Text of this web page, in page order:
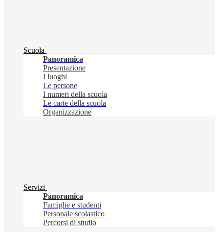
Scuola
Panoramica
Presentazione
I luoghi
Le persone
I numeri della scuola
Le carte della scuola
Organizzazione
Servizi
Panoramica
Famiglie e studenti
Personale scolastico
Percorsi di studio